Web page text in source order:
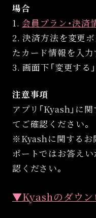
場合
1.会員プラン・決済
2. 決済方法を変更
たカード情報を入力
3. 画面下「変更する
注意事項
アプリ「Kyash」に
てご確認ください。
※Kyashに関するお
ポートではお答え
認ください。
▼Kyashのダウン